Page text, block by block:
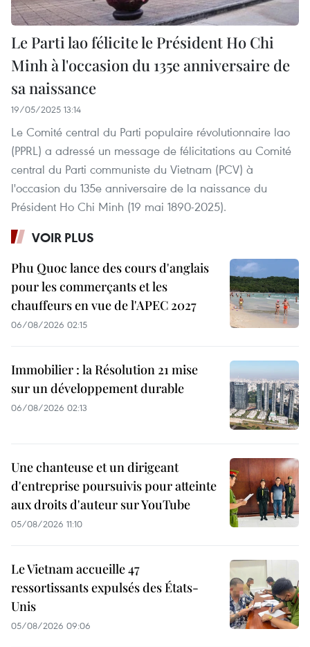
Le Parti lao félicite le Président Ho Chi
Minh à l'occasion du 135e anniversaire de
sa naissance
19/05/2025 13:14
Le Comité central du Parti populaire révolutionnaire lao
(PPRL) a adressé un message de félicitations au Comité
central du Parti communiste du Vietnam (PCV) à
l'occasion du 135e anniversaire de la naissance du
Président Ho Chi Minh (19 mai 1890-2025).
VOIR PLUS
Phu Quoc lance des cours d'anglais
pour les commerçants et les
chauffeurs en vue de l'APEC 2027
06/08/2026 02:15
Immobilier : la Résolution 21 mise
sur un développement durable
06/08/2026 02:13
Une chanteuse et un dirigeant
d'entreprise poursuivis pour atteinte
aux droits d'auteur sur YouTube
05/08/2026 11:10
Le Vietnam accueille 47
ressortissants expulsés des États-
Unis
05/08/2026 09:06